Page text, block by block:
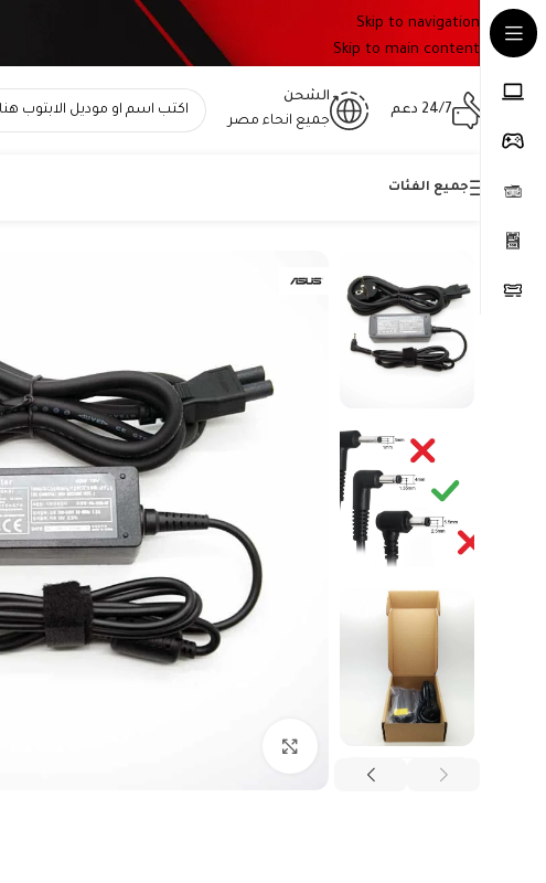
Skip to navigation
Skip to main content
24/7 دعم
الشحن
جميع انحاء مصر
جميع الفئات